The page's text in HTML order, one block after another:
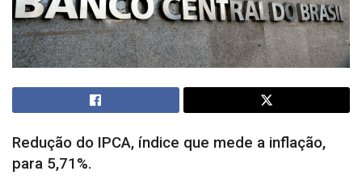
Redução do IPCA, índice que mede a inflação,
para 5,71%.